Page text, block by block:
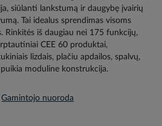
siūlanti lankstumą ir daugybę įvairių
Tai idealus sprendimas visoms
Rinkitės iš daugiau nei 175 funkcijų,
CEE 60 produktai,
lizdais, plačiu apdailos, spalvų,
moduline konstrukcija.
Gamintojo nuoroda